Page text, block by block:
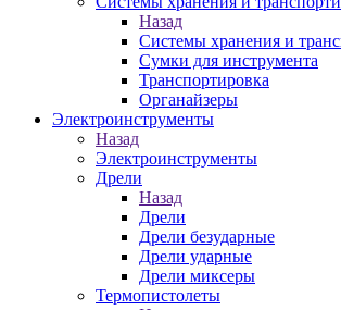
Назад
Системы хранения и
Сумки для инструмента
Транспортировка
Органайзеры
Электроинструменты
Назад
Электроинструменты
Дрели
Назад
Дрели
Дрели безударные
Дрели ударные
Дрели миксеры
Термопистолеты